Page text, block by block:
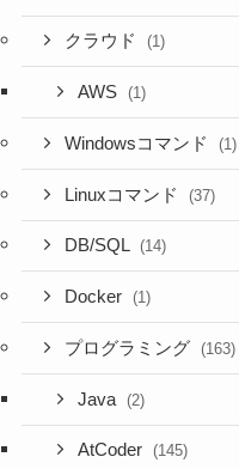
クラウド (1)
AWS (1)
Windowsコマンド (1)
Linuxコマンド (37)
DB/SQL (14)
Docker (1)
プログラミング (163)
Java (2)
AtCoder (145)